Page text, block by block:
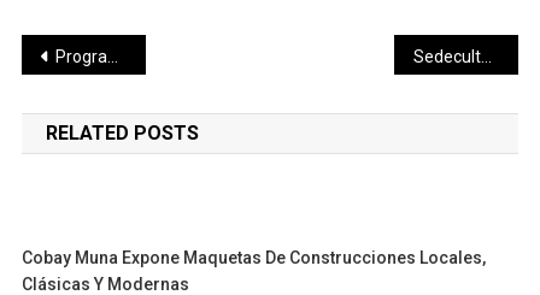
Navegación
de
entradas
Programas preventivos de la SCT en los distintos modos de transporte durante vacaciones de invierno.
RELATED POSTS
Cobay Muna Expone Maquetas De Construcciones Locales,
Clásicas Y Modernas